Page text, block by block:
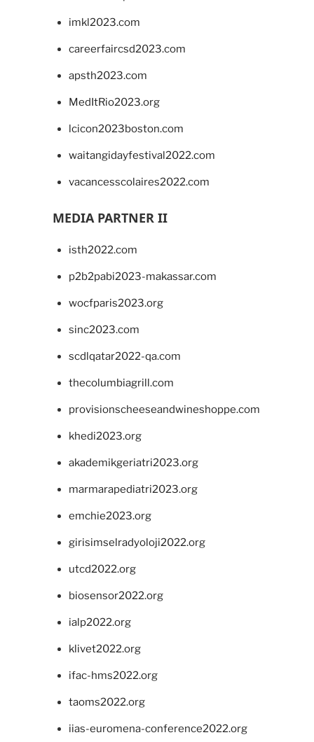
imkl2023.com
careerfaircsd2023.com
apsth2023.com
MedItRio2023.org
lcicon2023boston.com
waitangidayfestival2022.com
vacancesscolaires2022.com
MEDIA PARTNER II
isth2022.com
p2b2pabi2023-makassar.com
wocfparis2023.org
sinc2023.com
scdlqatar2022-qa.com
thecolumbiagrill.com
provisionscheeseandwineshoppe.com
khedi2023.org
akademikgeriatri2023.org
marmarapediatri2023.org
emchie2023.org
girisimselradyoloji2022.org
utcd2022.org
biosensor2022.org
ialp2022.org
klivet2022.org
ifac-hms2022.org
taoms2022.org
iias-euromena-conference2022.org